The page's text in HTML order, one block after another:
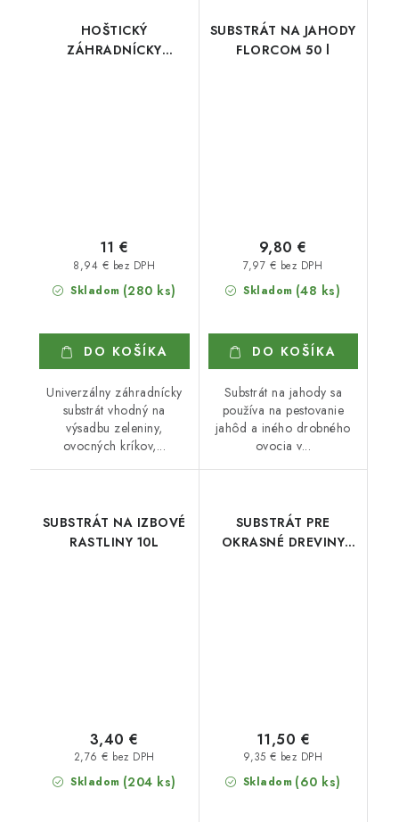
HOŠTICKÝ
ZÁHRADNÍCKY
Skladom (280 ks)
8,94 € bez DPH
11 €
DO KOŠÍKA
Univerzálny záhradnícky
substrát vhodný na
výsadbu zeleniny,
ovocných kríkov,...
SUBSTRÁT NA JAHODY
FLORCOM 50 l
Skladom (48 ks)
7,97 € bez DPH
9,80 €
DO KOŠÍKA
Substrát na jahody sa
používa na pestovanie
jahôd a iného drobného
ovocia v...
SUBSTRÁT NA IZBOVÉ
RASTLINY 10L
Skladom (204 ks)
2,76 € bez DPH
3,40 €
SUBSTRÁT PRE
OKRASNÉ DREVINY
Skladom (60 ks)
9,35 € bez DPH
11,50 €